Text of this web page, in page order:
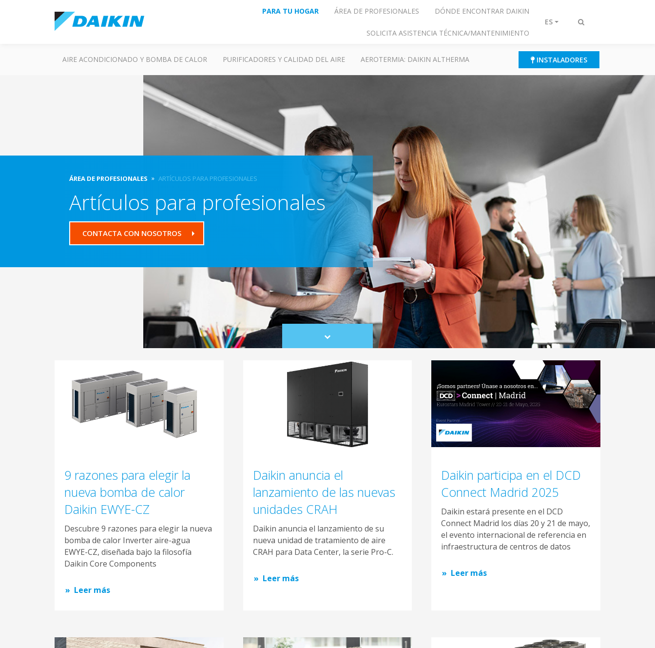
Alternar
PARA TU HOGAR ÁREA DE PROFESIONALES DÓNDE ENCONTRAR DAIKIN
SOLICITA ASISTENCIA TÉCNICA/MANTENIMIENTO
ES
AIRE ACONDICIONADO Y BOMBA DE CALOR PURIFICADORES Y CALIDAD DEL AIRE AEROTERMIA: DAIKIN ALTHERMA INSTALADORES
ÁREA DE PROFESIONALES ARTÍCULOS PARA PROFESIONALES
Artículos para profesionales
CONTACTA CON NOSOTROS
Scroll
to
9 razones para elegir la
nueva bomba de calor
Daikin EWYE-CZ
Descubre 9 razones para elegir la nueva
bomba de calor Inverter aire-agua
EWYE-CZ, diseñada bajo la filosofía
Daikin Core Components
Leer más
Daikin anuncia el
lanzamiento de las nuevas
unidades CRAH
Daikin anuncia el lanzamiento de su
nueva unidad de tratamiento de aire
CRAH para Data Center, la serie Pro-C.
Leer más
Daikin participa en el DCD
Connect Madrid 2025
Daikin estará presente en el DCD
Connect Madrid los días 20 y 21 de mayo,
el evento internacional de referencia en
infraestructura de centros de datos
Leer más